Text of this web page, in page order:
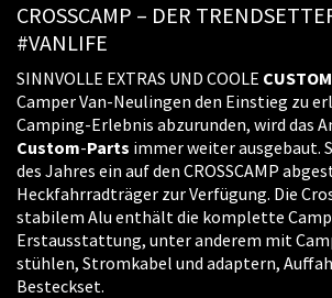
CROSSCAMP – DER
#VANLIFE
SINNVOLLE EXTRAS UND COOLE CUSTOM
Camper Van-Neulingen den Einstieg zu
Camping-Erlebnis abzurunden, wird das
Custom-Parts immer weiter ausgebaut.
des Jahres ein auf den CROSSCAMP
Heckfahrradträger zur Verfügung. Die
stabilem Alu enthält die komplette
Erstausstattung, unter anderem mit
stühlen, Stromkabel und adaptern,
Besteckset.